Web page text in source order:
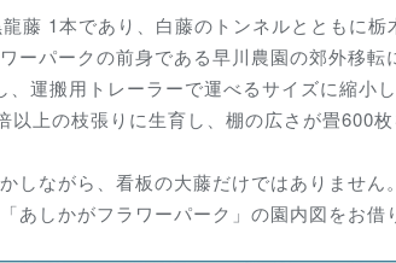
藤 1本であり、白藤のトンネルとともに栃
ーパークの前身である早川農園の郊外移転
運搬用トレーラーで運べるサイズに縮小
上の枝張りに生育し、棚の広さが畳600枚
しながら、 看板の大藤だけではありません
「あしかがフラワーパーク」の園内図をお借